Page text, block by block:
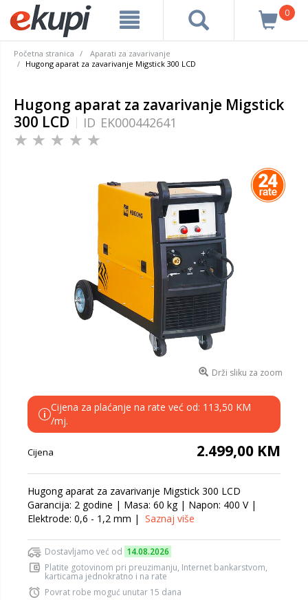
0
Početna stranica
Aparati za zavarivanje
Hugong aparat za zavarivanje Migstick 300 LCD
Hugong aparat za zavarivanje Migstick
300 LCD
ID EK000442641
Drži sliku za zoom
i
Cijena za plaćanje na rate već od: 113,50 KM
/mj.
Cijena 2.499,00 KM
Hugong aparat za zavarivanje Migstick 300 LCD
Garancija: 2 godine | Masa: 60 kg | Napon: 400 V |
Elektrode: 0,6 - 1,2 mm | Saznaj više
Dostavljamo već od 14.08.2026
Platite gotovinom pri preuzimanju, Internet bankarstvom,
karticama jednokratno i na rate
Povrat robe moguć unutar 15 dana